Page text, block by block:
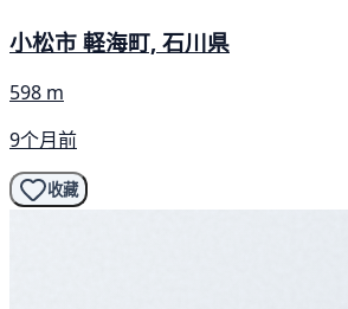
小松市 軽海町, 石川県
598 m
9个月前
收藏